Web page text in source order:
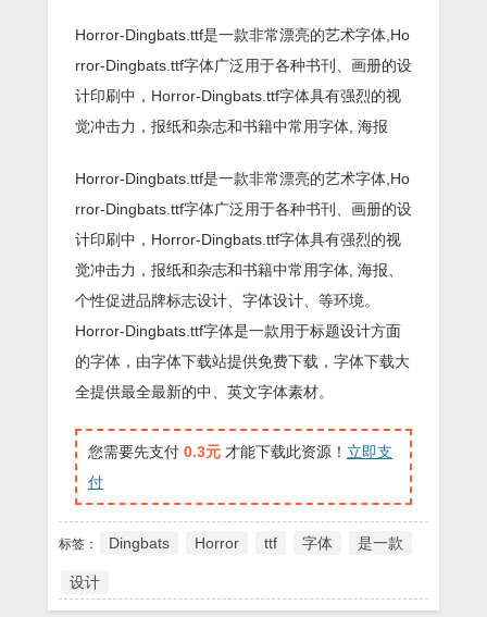
Horror-Dingbats.ttf是一款非常漂亮的艺术字体,Ho
rror-Dingbats.ttf字体广泛用于各种书刊、画册的设
计印刷中，Horror-Dingbats.ttf字体具有强烈的视
觉冲击力，报纸和杂志和书籍中常用字体, 海报
Horror-Dingbats.ttf是一款非常漂亮的艺术字体,Ho
rror-Dingbats.ttf字体广泛用于各种书刊、画册的设
计印刷中，Horror-Dingbats.ttf字体具有强烈的视
觉冲击力，报纸和杂志和书籍中常用字体, 海报、
个性促进品牌标志设计、字体设计、等环境。
Horror-Dingbats.ttf字体是一款用于标题设计方面
的字体，由字体下载站提供免费下载，字体下载大
全提供最全最新的中、英文字体素材。
您需要先支付 0.3元 才能下载此资源！ 立即支
付
标签： Dingbats Horror ttf 字体 是一款
设计